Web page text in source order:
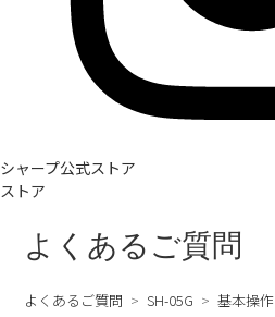
シャープ公式ストア
ストア
よくあるご質問
よくあるご質問 SH-05G 基本操作